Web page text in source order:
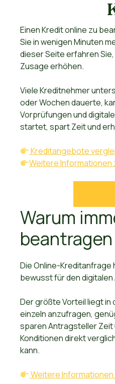
Einen Kredit online zu
Sie in wenigen Minuten
dieser Seite erfahren Sie,
Zusage erhöhen.
Viele Kreditnehmer
oder Wochen dauerte,
Vorprüfungen und
startet, spart Zeit und
Kreditangebote
Weitere Informationen
Warum
beantragen
Die Online-Kreditanfrage
bewusst für den
Der größte Vorteil liegt in
einzeln anzufragen,
sparen Antragsteller Zeit
Konditionen direkt
kann.
Weitere Informationen